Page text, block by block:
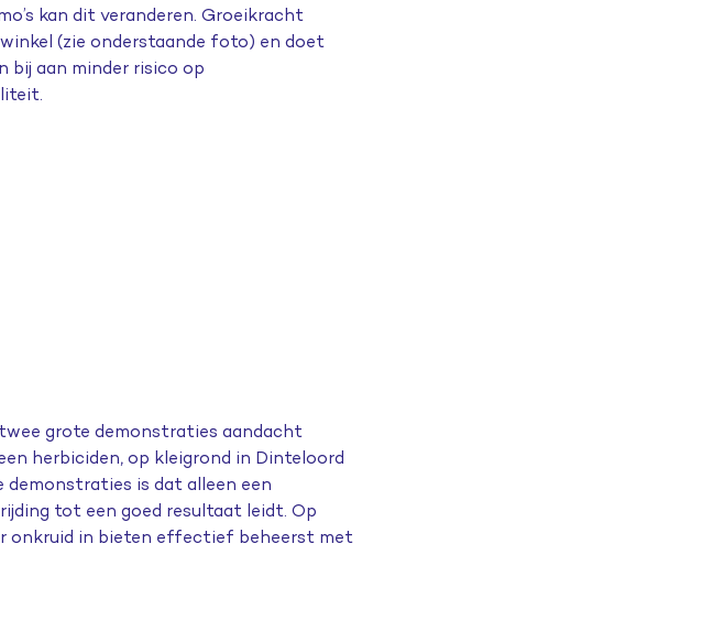
kan dit veranderen. Groeikracht
(zie onderstaande foto) en doet
bijaan minder risico op
grote demonstraties aandacht
herbiciden, op kleigrond in Dinteloord
demonstraties is dat alleen een
tot een goed resultaat leidt. Op
onkruid in bieten effectief beheerst met